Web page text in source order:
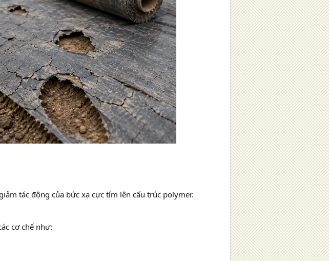
tác động của bức xạ cực tím lên cấu trúc polymer.
cơ chế như: